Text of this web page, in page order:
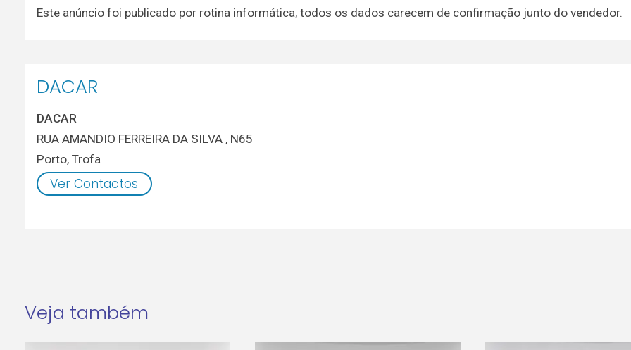
Este anúncio foi publicado por rotina informática, todos os dados carecem de confirmação junto do vendedor.
DACAR
DACAR
RUA AMANDIO FERREIRA DA SILVA , N65
Porto, Trofa
Ver Contactos
Veja também